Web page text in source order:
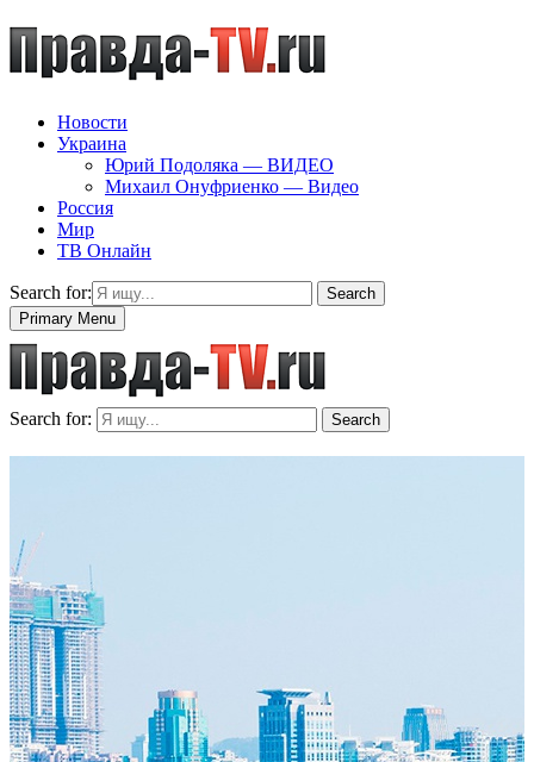
Новости
Украина
Юрий Подоляка — ВИДЕО
Михаил Онуфриенко — Видео
Россия
Мир
ТВ Онлайн
Search for:
Search
Primary Menu
Search for: Search